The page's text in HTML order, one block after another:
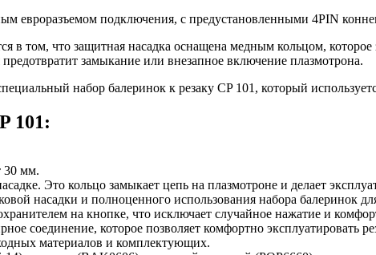
евроразъемом подключения, с предустановленными 4PIN
в том, что защитная насадка оснащена медным кольцом,
замыкание или внезапное включение плазмотрона.
набор балеринок к резаку CP 101, который
101:
30 мм.
Это кольцо замыкает цепь на плазмотроне и делает
насадки и полноценного использования набора балеринок
на кнопке, что исключает случайное нажатие и
соединение, которое позволяет комфортно эксплуатировать
материалов и комплектующих.